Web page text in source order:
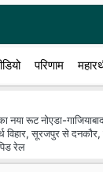
परिणाम
नया रूट नोएडा-
विहार, सूरजपुर से
रेल